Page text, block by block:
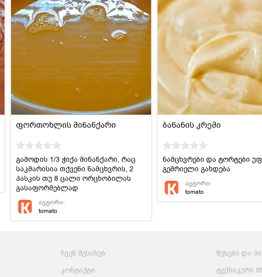
და
მსოფლიო
სადღესასწაულო
პასტა და
ბურღულეული
ფორთოხლის მინანქარი
გამოდის 1/3 ჭიქა მინანქარი, რაც
საკმარისია თქვენი ნამცხვრის, 2
პასკის თუ 8 ცალი ორცხობილას
გასაფორმებლად
ავტორი:
tomato
ბანანის კრემი
ნამცხვრები და ტორტები
გემრიელი გახდება
ავტორი:
tomato
ჩვენ შესახებ
კონტაქტი
წესები და
ტექნიკური